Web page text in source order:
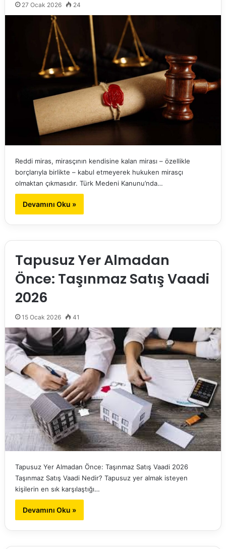
27 Ocak 2026 24
Reddi miras, mirasçının kendisine kalan mirası – özellikle
borçlarıyla birlikte – kabul etmeyerek hukuken mirasçı
olmaktan çıkmasıdır. Türk Medeni Kanunu’nda…
Devamını Oku »
Tapusuz Yer Almadan
Önce: Taşınmaz Satış Vaadi
2026
15 Ocak 2026 41
Tapusuz Yer Almadan Önce: Taşınmaz Satış Vaadi 2026
Taşınmaz Satış Vaadi Nedir? Tapusuz yer almak isteyen
kişilerin en sık karşılaştığı…
Devamını Oku »